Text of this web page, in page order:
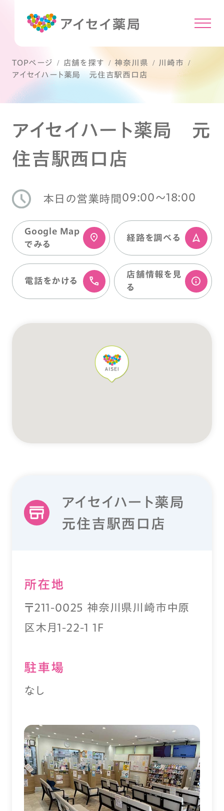
TOPページ 店舗を探す 神奈川県
川崎市
アイセイハート薬局 元住吉駅西口店
アイセイハート薬局 元
住吉駅西口店
本日の営業時間 09:00〜18:00
Google Map
でみる
経路を調べる
電話をかける
店舗情報を⾒
る
アイセイハート薬局
元住吉駅西口店
所在地
〒211-0025 神奈川県川崎市中原
区木月1-22-1 1F
駐⾞場
なし